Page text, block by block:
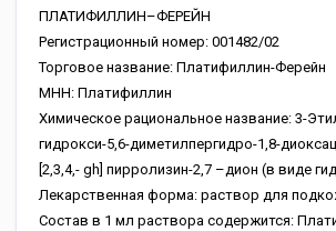
ПЛАТИФИЛЛИН–ФЕРЕЙН
Регистрационный номер: 001482/02
Торговое название: Платифиллин-Ферейн
МНН: Платифиллин
Химическое рациональное название: 3-
гидрокси-5,6-диметилпергидро-1,8-
[2,3,4,- gh] пирролизин-2,7 –дион (в виде
Лекарственная форма: раствор для
Состав в 1 мл раствора содержится: